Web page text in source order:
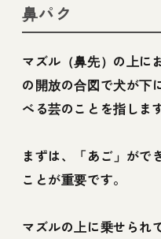
鼻パク
マズル（鼻先）の上に
の開放の合図で犬が下
べる芸のことを指しま
まずは、「あご」がで
ことが重要です。
マズルの上に乗せられ